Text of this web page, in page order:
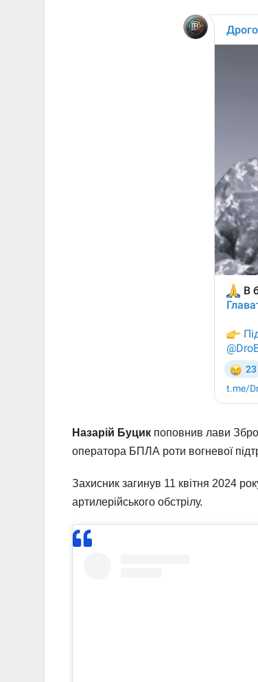
Назарій Буцик поповнив лави
оператора БПЛА роти вогневої
Захисник загинув 11 квітня 2024
артилерійського обстрілу.